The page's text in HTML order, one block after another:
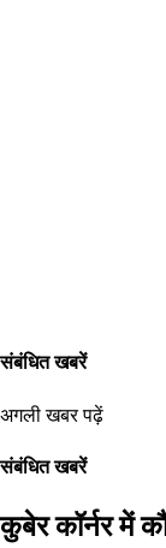
संबंधित खबरें
अगली खबर पढ़ें
संबंधित खबरें
कुबेर कॉर्नर में